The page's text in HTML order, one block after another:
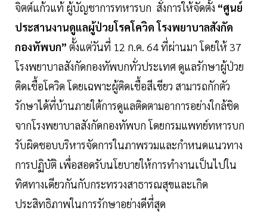
จิตต์แก้วแท้ ผู้บัญชาการทหารบก สั่งการให้จัดตั้ง “ศูนย์
ประสานงานดูแลผู้ป่วยโรคโควิด โรงพยาบาลสังกัด
กองทัพบก” ตั้งแต่วันที่ 12 ก.ค. 64 ที่ผ่านมา โดยให้ 37
โรงพยาบาลสังกัดกองทัพบกทั่วประเทศ ดูแลรักษาผู้ป่วย
ติดเชื้อโควิด โดยเฉพาะผู้ติดเชื้อสีเขียว สามารถกักตัว
รักษาได้ที่บ้านภายใต้การดูแลติดตามอาการอย่างใกล้ชิด
จากโรงพยาบาลสังกัดกองทัพบก โดยกรมแพทย์ทหารบก
รับผิดชอบบริหารจัดการในภาพรวมและกำหนดแนวทาง
การปฏิบัติ เพื่อสอดรับนโยบายให้การทำงานเป็นไปใน
ทิศทางเดียวกันกับกระทรวงสาธารณสุขและเกิด
ประสิทธิภาพในการรักษาอย่างดีที่สุด